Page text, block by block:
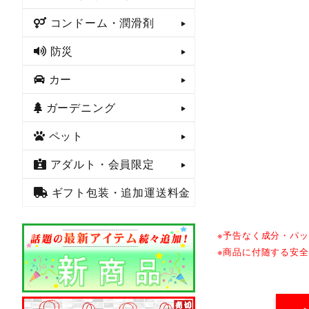
※予告なく成分・パ
※商品に付随する安
コンドーム・潤滑剤
防災
カー
ガーデニング
ペット
アダルト・会員限定
ギフト包装・追加運送料金